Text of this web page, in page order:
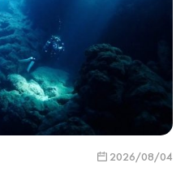
2026/08/04